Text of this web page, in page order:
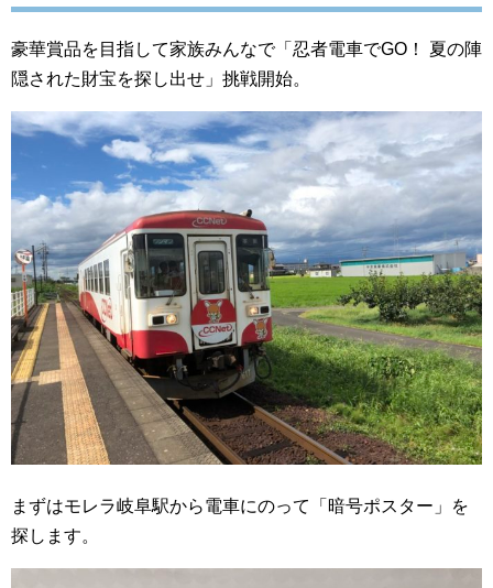
豪華賞品を目指して家族みんなで「忍者電車でGO！ 夏の陣
隠された財宝を探し出せ」挑戦開始。
まずはモレラ岐阜駅から電車にのって「暗号ポスター」を
探します。